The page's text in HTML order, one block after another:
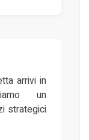
arrivi in
un
strategici